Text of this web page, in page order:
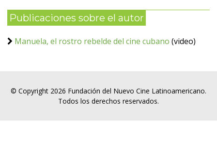
Publicaciones sobre el autor
Manuela, el rostro rebelde del cine cubano (video)
© Copyright 2026 Fundación del Nuevo Cine Latinoamericano.
Todos los derechos reservados.